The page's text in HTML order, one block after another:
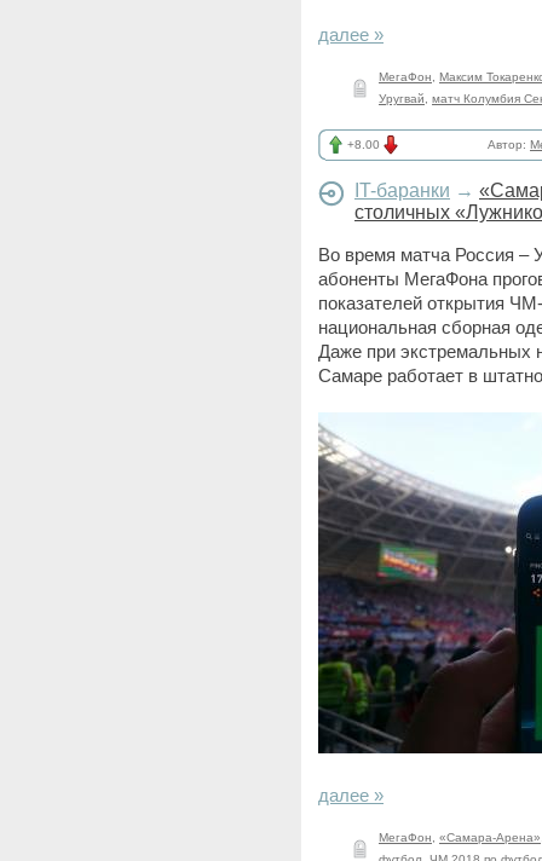
далее »
МегаФон
Максим
Уругвай
матч Колумбия
+8.00 Автор:
IT-баранки →
столичных
Во время матча Россия –
абоненты МегаФона
показателей открытия
национальная сборная
Даже при экстремальных
Самаре работает в
далее »
МегаФон «Самара-Арена»